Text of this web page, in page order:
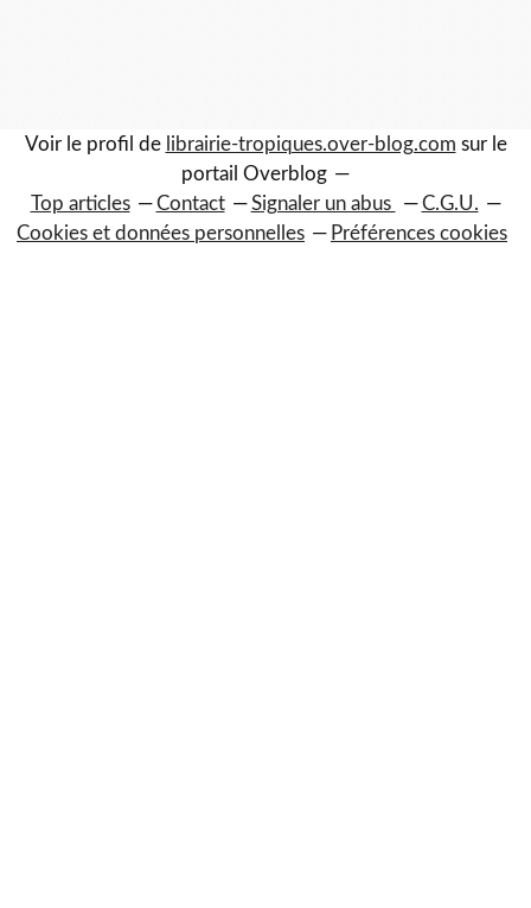
Voir le profil de librairie-tropiques.over-blog.com sur le
portail Overblog
Top articles
Contact Signaler un abus
C.G.U.
Cookies et données personnelles
Préférences cookies